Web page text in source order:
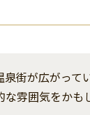
街が広がって
雰囲気をかも